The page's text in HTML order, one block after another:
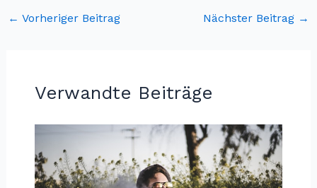
← Vorheriger Beitrag Nächster Beitrag →
Verwandte Beiträge